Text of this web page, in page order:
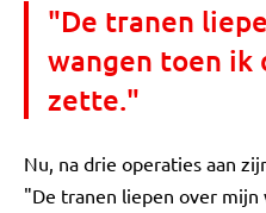
"De tranen
wangen toen ik
zette."
Nu, na drie operaties aan
"De tranen liepen over